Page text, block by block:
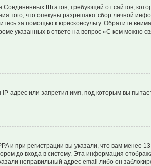
Соединённых Штатов, требующий от сайтов,
того, что опекуны разрешают сбор личной
за помощью к юрисконсульту. Обратите
указанных в ответе на вопрос «С кем можно
адрес или запретил имя, под которым вы
и при регистрации вы указали, что вам менее
до входа в систему. Эта информация
неправильный адрес email либо он